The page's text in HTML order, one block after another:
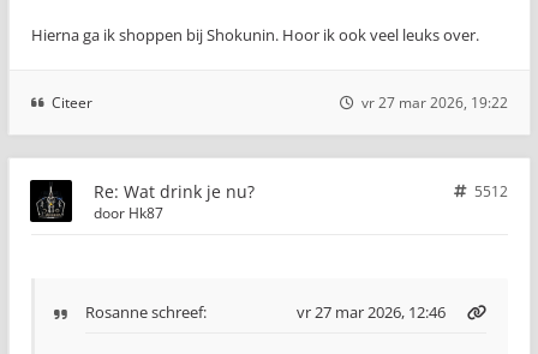
Hierna ga ik shoppen bij Shokunin. Hoor ik ook veel leuks over.
Citeer vr 27 mar 2026, 19:22
Re: Wat drink je nu?
5512
door Hk87
Rosanneschreef: vr 27 mar 2026, 12:46